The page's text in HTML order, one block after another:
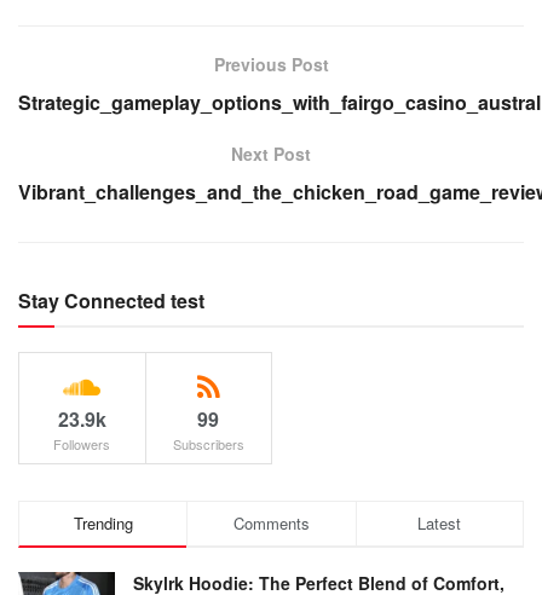
Previous Post
Next Post
Stay Connected test
23.9k
Followers
99
Subscribers
Trending Comments Latest
Skylrk Hoodie: The Perfect Blend of Comfort,